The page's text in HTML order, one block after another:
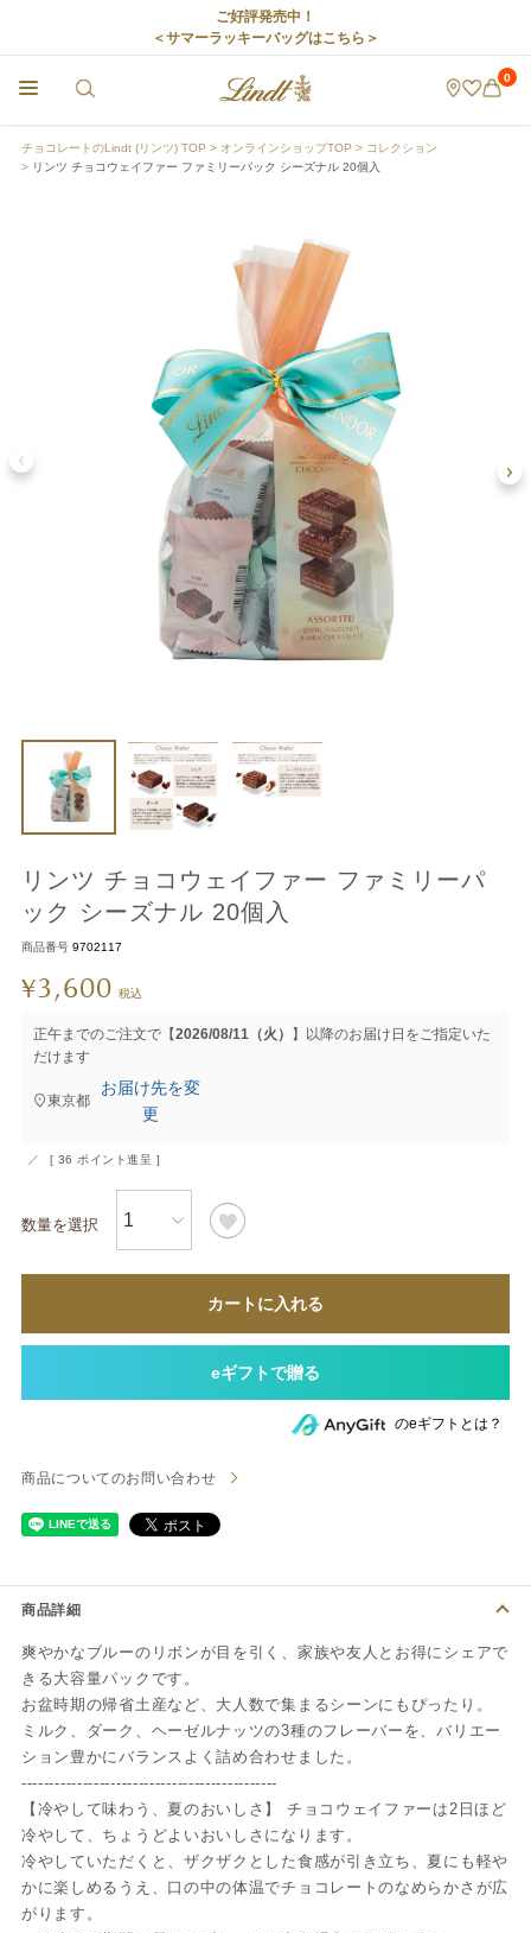
ご好評発売中！
＜サマーラッキーバッグはこちら＞
0
チョコレートのLindt (リンツ) TOP オンラインショップTOP
コレクション
リンツ チョコウェイファー ファミリーパック シーズナル 20個入
リンツ チョコウェイファー ファミリーパ
ック シーズナル 20個入
商品番号 9702117
¥3,600 税込
正午までのご注文で【2026/08/11（火）
】以降のお届け日をご指定いた
だけます
東京都
お届け先を変
更
[ 36 ポイント進呈 ]
カートに入れる
のeギフトとは？
商品についてのお問い合わせ
商品詳細
爽やかなブルーのリボンが目を引く、家族や友人とお得にシェアで
きる大容量パックです。
お盆時期の帰省土産など、大人数で集まるシーンにもぴったり。
ミルク、ダーク、ヘーゼルナッツの3種のフレーバーを、バリエー
ション豊かにバランスよく詰め合わせました。
----------------------------------------------
【冷やして味わう、夏のおいしさ】 チョコウェイファーは2日ほど
冷やして、ちょうどよいおいしさになります。
冷やしていただくと、ザクザクとした食感が引き立ち、夏にも軽や
かに楽しめるうえ、口の中の体温でチョコレートのなめらかさが広
がります。